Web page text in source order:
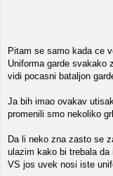
Pitam se samo kada ce
Uniforma garde svakako
vidi pocasni bataljon
Ja bih imao ovakav
promenili smo nekoliko
Da li neko zna zasto se
ulazim kako bi trebala
VS jos uvek nosi iste